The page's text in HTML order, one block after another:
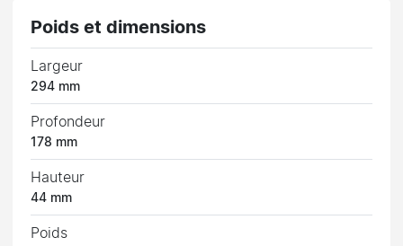
Poids et dimensions
Largeur
294 mm
Profondeur
178 mm
Hauteur
44 mm
Poids